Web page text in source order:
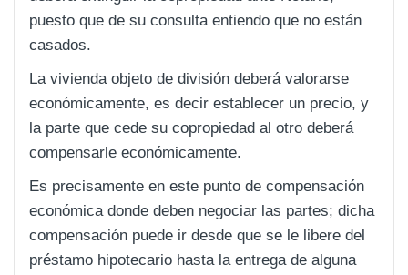
puesto que de su consulta entiendo que no están
casados.
La vivienda objeto de división deberá valorarse
económicamente, es decir establecer un precio, y
la parte que cede su copropiedad al otro deberá
compensarle económicamente.
Es precisamente en este punto de compensación
económica donde deben negociar las partes; dicha
compensación puede ir desde que se le libere del
préstamo hipotecario hasta la entrega de alguna